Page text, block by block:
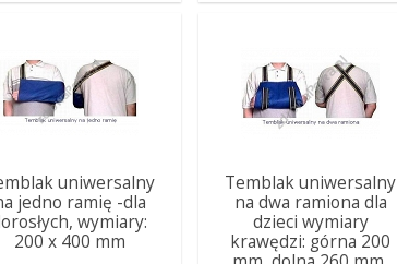
uniwersalny
jedno ramię -dla
wymiary:
200 x 400 mm
Temblak uniwersalny
na dwa ramiona dla
dzieci wymiary
krawędzi: górna 200